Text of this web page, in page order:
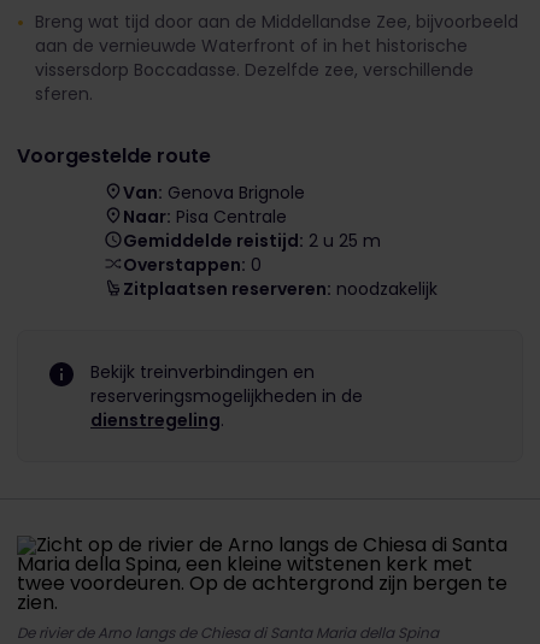
Breng wat tijd door aan de Middellandse Zee, bijvoorbeeld
aan de vernieuwde Waterfront of in het historische
vissersdorp Boccadasse. Dezelfde zee, verschillende
sferen.
Voorgestelde route
Van: Genova Brignole
Naar: Pisa Centrale
Gemiddelde reistijd: 2 u 25 m
Overstappen: 0
Zitplaatsen reserveren: noodzakelijk
Bekijk treinverbindingen en
reserveringsmogelijkheden in de
dienstregeling.
De rivier de Arno langs de Chiesa di Santa Maria della Spina